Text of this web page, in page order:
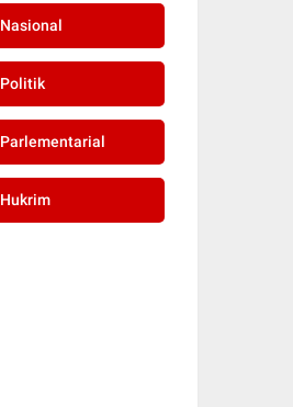
Nasional
Politik
Parlementarial
Hukrim